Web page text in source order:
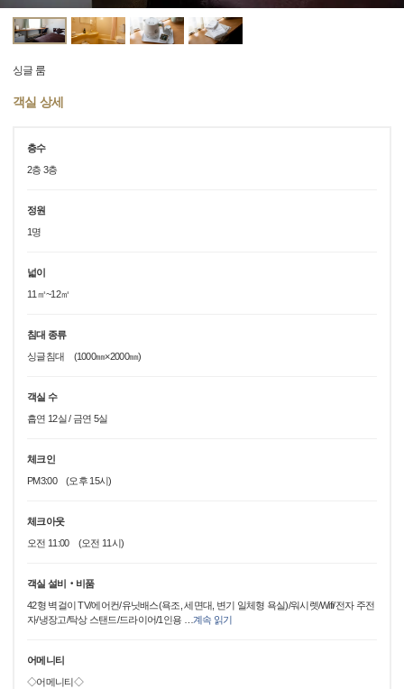
싱글 룸
객실 상세
층수
2층 3층
정원
1명
넓이
11㎡~12㎡
침대 종류
싱글침대 (1000㎜×2000㎜)
객실 수
흡연 12실 / 금연 5실
체크인
PM3:00 (오후 15시)
체크아웃
오전 11:00 (오전 11시)
객실 설비‧비품
42형 벽걸이 TV/에어컨/유닛배스(욕조, 세면대, 변기 일체형 욕실)/워시렛/Wifi/전자 주전
자/냉장고/탁상 스탠드/드라이어/1인용
계속 읽기
어메니티
◇어메니티◇